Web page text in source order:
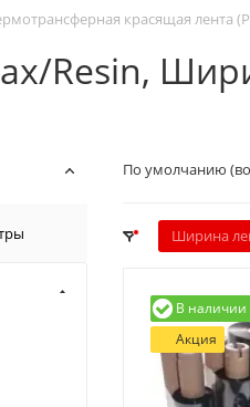
красящая лента
Resin,
По умолчанию
Ширина
В наличии
Акция